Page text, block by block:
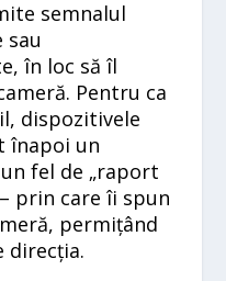
semnalul
în loc să îl
Pentru ca
dispozitivele
înapoi un
fel de „raport
prin care îi spun
permițând
direcția.